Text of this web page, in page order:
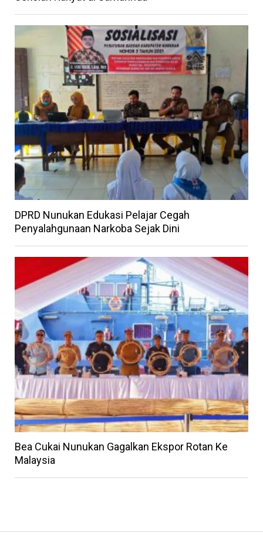
DPRD Nunukan Edukasi Pelajar Cegah
Penyalahgunaan Narkoba Sejak Dini
Bea Cukai Nunukan Gagalkan Ekspor Rotan Ke
Malaysia